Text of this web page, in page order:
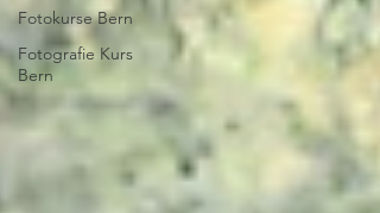
Fotokurse Bern
Fotografie Kurs
Bern